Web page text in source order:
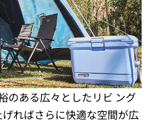
のある広々としたリビ ング
ればさらに快適な空間が広